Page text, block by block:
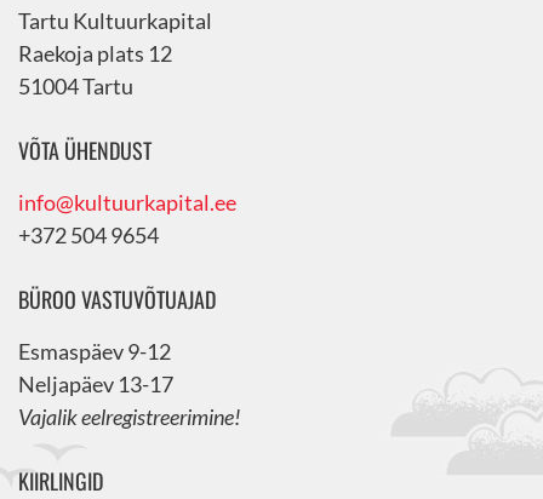
Tartu Kultuurkapital
Raekoja plats 12
51004 Tartu
VÕTA ÜHENDUST
info@kultuurkapital.ee
+372 504 9654
BÜROO VASTUVÕTUAJAD
Esmaspäev 9-12
Neljapäev 13-17
Vajalik eelregistreerimine!
KIIRLINGID